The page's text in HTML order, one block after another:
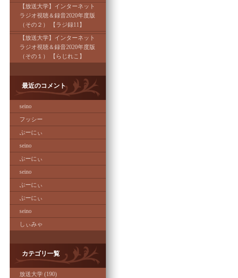
【放送大学】インターネット
ラジオ視聴＆録音2020年度版
（その２） 【ラジ録11】
【放送大学】インターネット
ラジオ視聴＆録音2020年度版
（その１） 【らじれこ】
最近のコメント
seino
フッシー
ぷーにぃ
seino
ぷーにぃ
seino
ぷーにぃ
ぷーにぃ
seino
しぃみゃ
カテゴリ一覧
放送大学 (190)